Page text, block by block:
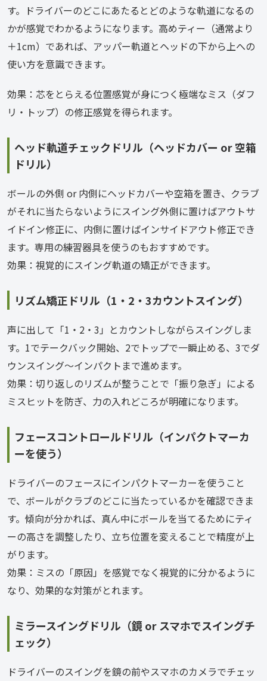
す。ドライバーのどこにあたるとどのような軌道になるの
かが感覚でわかるようになります。高めティー（通常より
＋1cm）であれば、アッパー軌道とヘッドの下から上への
使い方を意識できます。
効果：芯をとらえる位置感覚が身につく極端なミス（ダフ
リ・トップ）の修正感覚を得られます。
ヘッド軌道チェックドリル（ヘッドカバー or 空箱
ドリル）
ボールの外側 or 内側にヘッドカバーや空箱を置き、クラブ
がそれに当たらないようにスイング外側に置けばアウトサ
イドイン修正に、内側に置けばインサイドアウト修正でき
ます。専用の練習器具を使うのもおすすめです。
効果：視覚的にスイング軌道の矯正ができます。
リズム矯正ドリル（1・2・3カウントスイング）
声に出して「1・2・3」とカウントしながらスイングしま
す。1でテークバック開始、2でトップで一瞬止める、3でダ
ウンスイング〜インパクトまで進めます。
効果：切り返しのリズムが整うことで「振り急ぎ」による
ミスヒットを防ぎ、力の入れどころが明確になります。
フェースコントロールドリル（インパクトマーカ
ーを使う）
ドライバーのフェースにインパクトマーカーを使うこと
で、ボールがクラブのどこに当たっているかを確認できま
す。傾向が分かれば、真ん中にボールを当てるためにティ
ーの高さを調整したり、立ち位置を変えることで精度が上
がります。
効果：ミスの「原因」を感覚でなく視覚的に分かるように
なり、効果的な対策がとれます。
ミラースイングドリル（鏡 or スマホでスイングチ
ェック）
ドライバーのスイングを鏡の前やスマホのカメラでチェッ